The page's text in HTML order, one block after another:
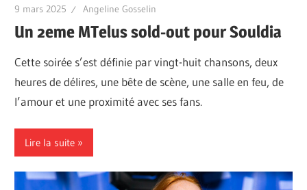
9 mars 2025 Angeline Gosselin
Un 2eme MTelus sold-out pour Souldia
Cette soirée s’est définie par vingt-huit chansons, deux
heures de délires, une bête de scène, une salle en feu, de
l’amour et une proximité avec ses fans.
Lire la suite